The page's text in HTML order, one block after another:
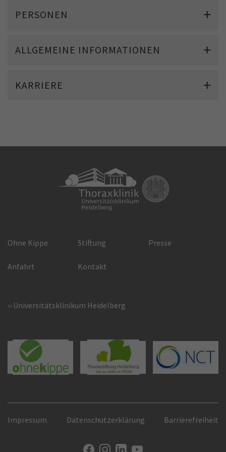
PERSONEN
ALLGEMEINE INFORMATIONEN
KARRIERE
Ohne Kippe Stiftung Presse
Anfahrt Kontakt
Universitätsklinikum Heidelberg
Impressum Datenschutzerklärung Barrierefreiheit